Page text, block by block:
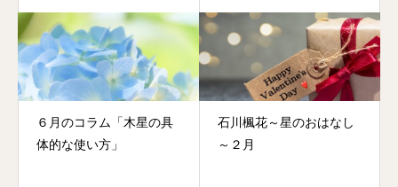
６月のコラム「木星の具
体的な使い方」
石川楓花～星のおはなし
～２月